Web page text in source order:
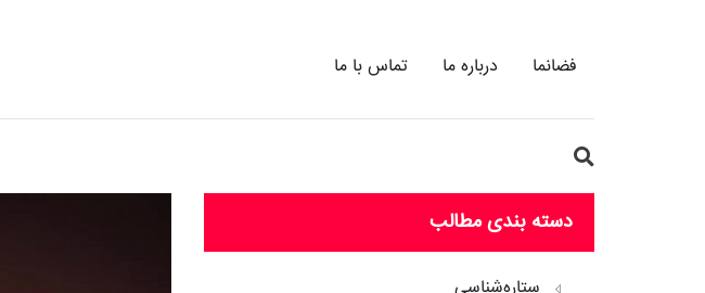
فضانما درباره ما تماس با ما
دسته بندی مطالب